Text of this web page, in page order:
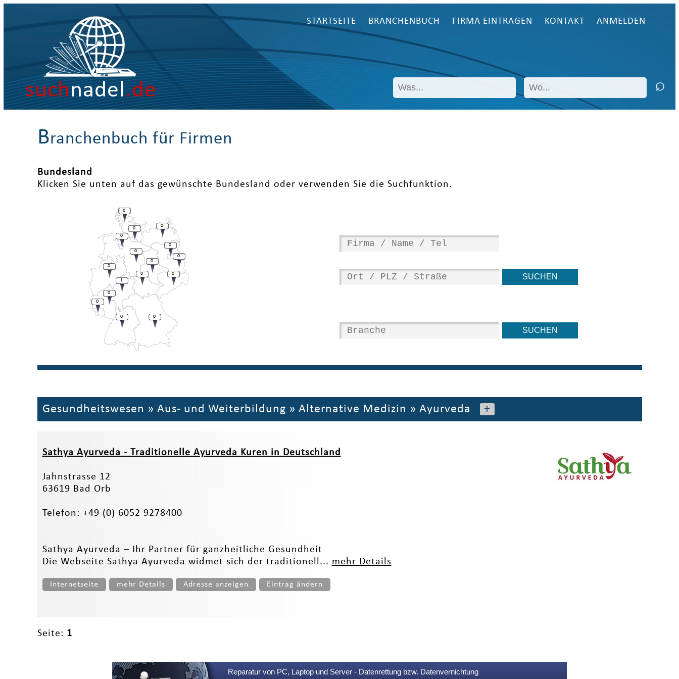
suchnadel.de
STARTSEITE BRANCHENBUCH FIRMA EINTRAGEN KONTAKT ANMELDEN
Branchenbuch für Firmen
Bundesland
Klicken Sie unten auf das gewünschte Bundesland oder verwenden Sie die Suchfunktion.
0
0
0
0
0
0
0
0
0
0
0
1
0
0
0
0
Gesundheitswesen » Aus- und Weiterbildung » Alternative Medizin » Ayurveda +
Sathya Ayurveda - Traditionelle Ayurveda Kuren in Deutschland
Jahnstrasse 12
63619 Bad Orb
Telefon: +49 (0) 6052 9278400
Sathya Ayurveda – Ihr Partner für ganzheitliche Gesundheit
Die Webseite Sathya Ayurveda widmet sich der traditionell... mehr Details
Internetseite mehr Details Adresse anzeigen Eintrag ändern
Seite: 1
Reparatur von PC, Laptop und Server - Datenrettung bzw. Datenvernichtung